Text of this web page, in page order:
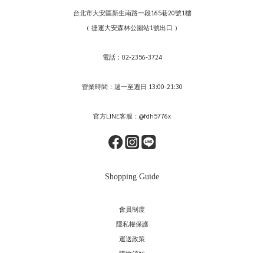
台北市大安區新生南路一段165巷20號1樓
（ 捷運大安森林公園站1號出口 ）
電話：02-2356-3724
營業時間：週一至週日 13:00-21:30
官方LINE客服：@fdh5776x
Shopping Guide
會員制度
隱私權保護
運送政策